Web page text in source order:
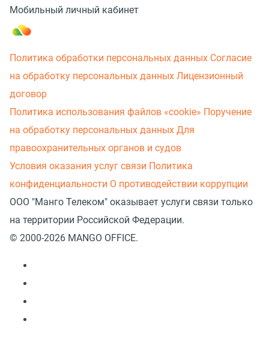
Мобильный личный кабинет
Политика обработки персональных данных Согласие
на обработку персональных данных Лицензионный
договор
Политика использования файлов «cookie» Поручение
на обработку персональных данных Для
правоохранительных органов и судов
Условия оказания услуг связи Политика
конфиденциальности О противодействии коррупции
ООО "Манго Телеком" оказывает услуги связи только
на территории Российской Федерации.
© 2000-2026 MANGO OFFICE.